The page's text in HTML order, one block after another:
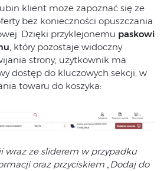
klient może zapoznać się ze
bez konieczności opuszczania
Dzięki przyklejonemu paskowi
, który pozostaje widoczny
strony, użytkownik ma
dostęp do kluczowych sekcji, w
towaru do koszyka:
wraz ze sliderem w przypadku
oraz przyciskiem „Dodaj do